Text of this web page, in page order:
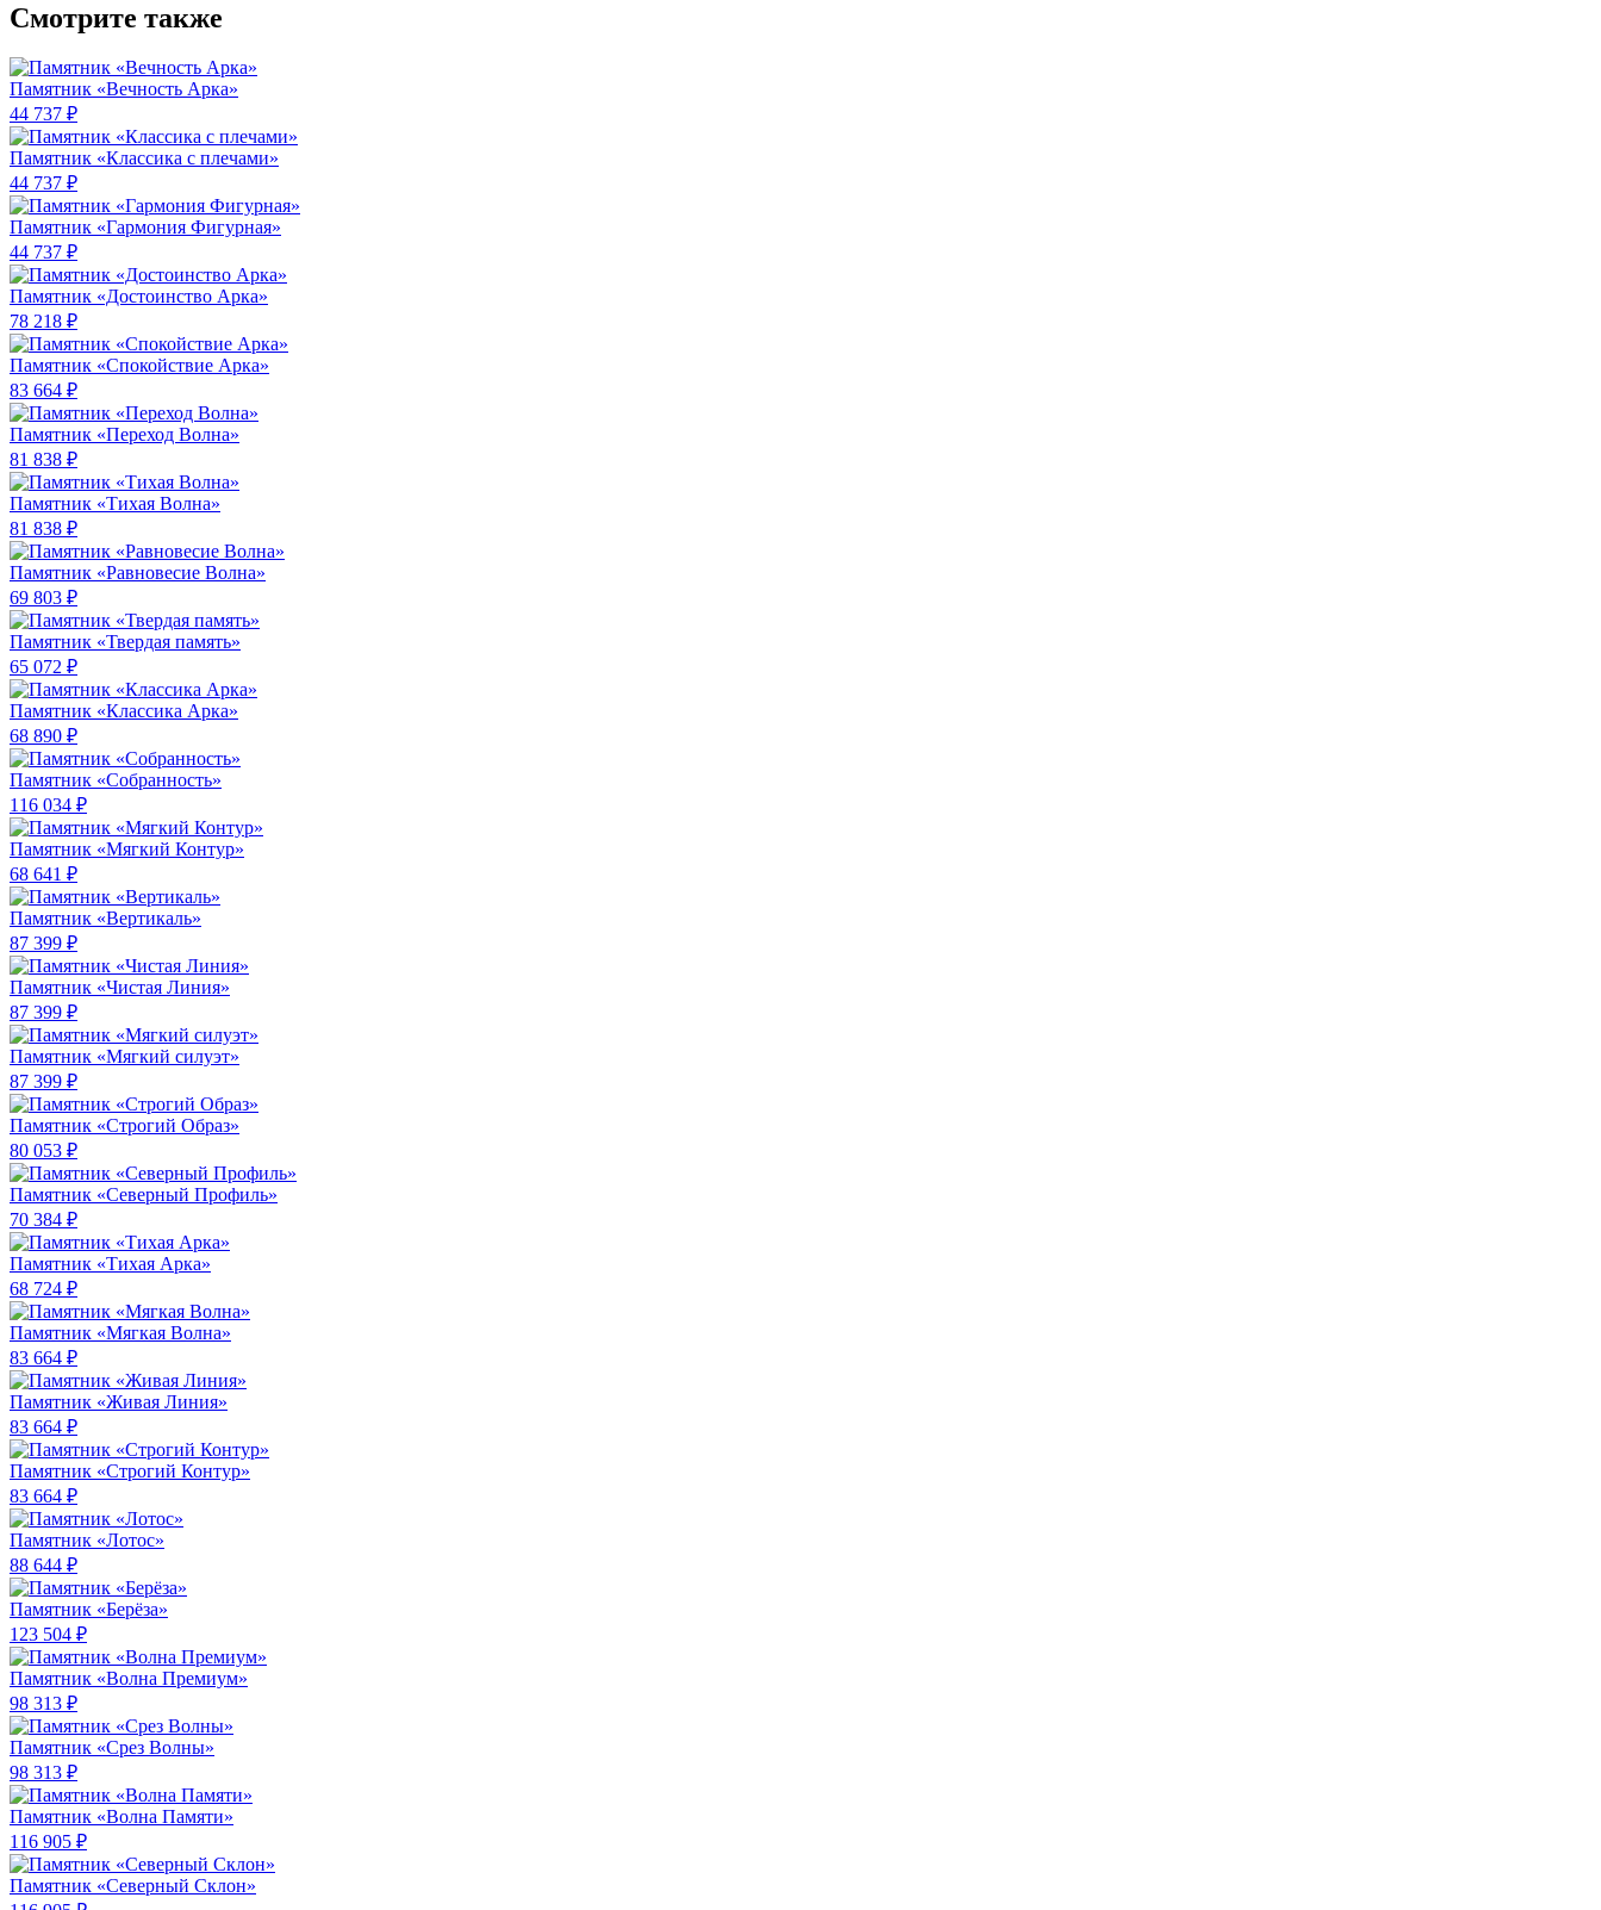
Смотрите также
Памятник «Вечность Арка»
44 737 ₽
Памятник «Классика c плечами»
44 737 ₽
Памятник «Гармония Фигурная»
44 737 ₽
Памятник «Достоинство Арка»
78 218 ₽
Памятник «Спокойствие Арка»
83 664 ₽
Памятник «Переход Волна»
81 838 ₽
Памятник «Тихая Волна»
81 838 ₽
Памятник «Равновесие Волна»
69 803 ₽
Памятник «Твердая память»
65 072 ₽
Памятник «Классика Арка»
68 890 ₽
Памятник «Собранность»
116 034 ₽
Памятник «Мягкий Контур»
68 641 ₽
Памятник «Вертикаль»
87 399 ₽
Памятник «Чистая Линия»
87 399 ₽
Памятник «Мягкий силуэт»
87 399 ₽
Памятник «Строгий Образ»
80 053 ₽
Памятник «Северный Профиль»
70 384 ₽
Памятник «Тихая Арка»
68 724 ₽
Памятник «Мягкая Волна»
83 664 ₽
Памятник «Живая Линия»
83 664 ₽
Памятник «Строгий Контур»
83 664 ₽
Памятник «Лотос»
88 644 ₽
Памятник «Берёза»
123 504 ₽
Памятник «Волна Премиум»
98 313 ₽
Памятник «Срез Волны»
98 313 ₽
Памятник «Волна Памяти»
116 905 ₽
Памятник «Северный Склон»